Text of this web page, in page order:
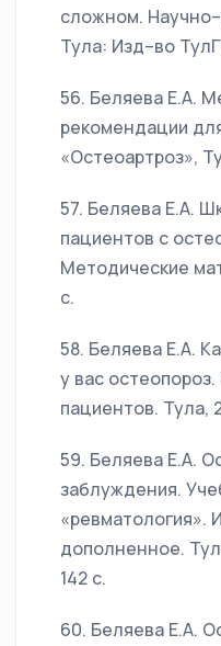
сложном.
Тула: Изд–во
56. Беляева Е.А.
рекомендации
«Остеоартроз»,
57. Беляева Е.А.
пациентов с
Методические
с.
58. Беляева Е.А.
у вас
пациентов. Тула,
59. Беляева Е.А.
заблуждения.
«ревматология».
дополненное.
142 с.
60. Беляева Е.А.